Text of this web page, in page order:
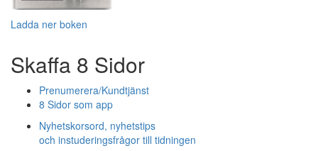
Ladda ner boken
Skaffa 8 Sidor
Prenumerera/Kundtjänst
8 Sidor som app
Nyhetskorsord, nyhetstips
och instuderingsfrågor till tidningen